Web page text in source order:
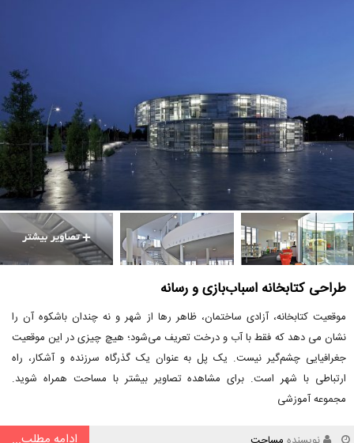
طراحی کتابخانه اسباب‌بازی و رسانه
موقعیت کتابخانه، آزادی ساختمان، ظاهر رها از شهر و نه چندان باشکوه آن را
نشان می دهد که فقط با آب و درخت تعریف می‌شود؛ هیچ چیزی در این موقعیت
جغرافیایی چشم‌گیر نیست. یک پل به عنوان یک گذرگاه سرزنده و آشکار، راه
ارتباطی با شهر است. برای مشاهده تصاویر بیشتر با مساحت همراه شوید.
مجموعه آموزشی